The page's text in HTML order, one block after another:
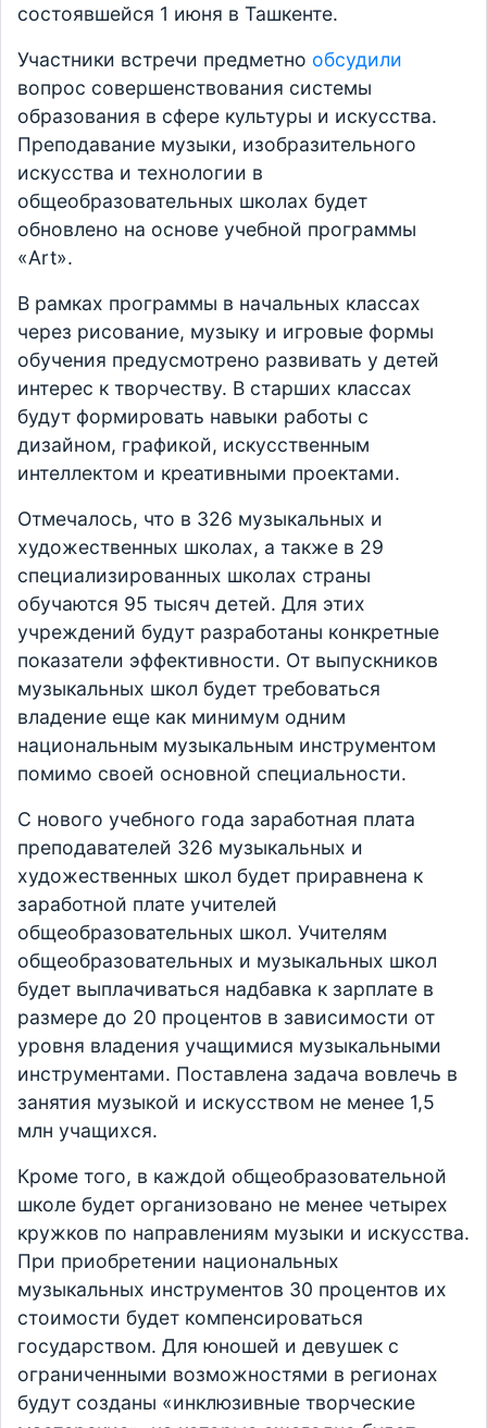
состоявшейся 1 июня в Ташкенте.
Участники встречи предметно обсудили
вопрос совершенствования системы
образования в сфере культуры и искусства.
Преподавание музыки, изобразительного
искусства и технологии в
общеобразовательных школах будет
обновлено на основе учебной программы
«Art».
В рамках программы в начальных классах
через рисование, музыку и игровые формы
обучения предусмотрено развивать у детей
интерес к творчеству. В старших классах
будут формировать навыки работы с
дизайном, графикой, искусственным
интеллектом и креативными проектами.
Отмечалось, что в 326 музыкальных и
художественных школах, а также в 29
специализированных школах страны
обучаются 95 тысяч детей. Для этих
учреждений будут разработаны конкретные
показатели эффективности. От выпускников
музыкальных школ будет требоваться
владение еще как минимум одним
национальным музыкальным инструментом
помимо своей основной специальности.
С нового учебного года заработная плата
преподавателей 326 музыкальных и
художественных школ будет приравнена к
заработной плате учителей
общеобразовательных школ. Учителям
общеобразовательных и музыкальных школ
будет выплачиваться надбавка к зарплате в
размере до 20 процентов в зависимости от
уровня владения учащимися музыкальными
инструментами. Поставлена задача вовлечь в
занятия музыкой и искусством не менее 1,5
млн учащихся.
Кроме того, в каждой общеобразовательной
школе будет организовано не менее четырех
кружков по направлениям музыки и искусства.
При приобретении национальных
музыкальных инструментов 30 процентов их
стоимости будет компенсироваться
государством. Для юношей и девушек с
ограниченными возможностями в регионах
будут созданы «инклюзивные творческие